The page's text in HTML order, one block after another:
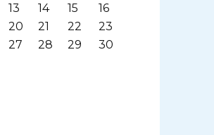
13 14 15
16
20 21 22
23
27 28 29
30